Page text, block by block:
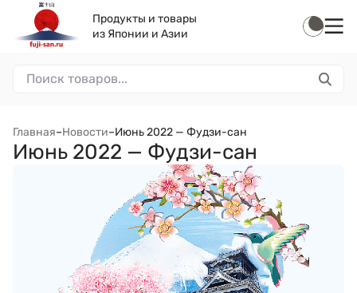
Продукты и товары
из Японии и Азии
Главная–Новости–Июнь 2022 — Фудзи-сан
Июнь 2022 — Фудзи-сан